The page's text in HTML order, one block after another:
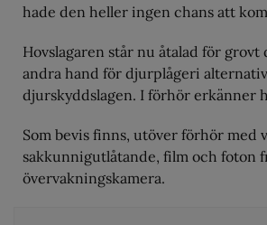
hade den heller ingen chans att
Hovslagaren står nu åtalad för
andra hand för djurplågeri
djurskyddslagen. I förhör erkänner
Som bevis finns, utöver förhör med
sakkunnigutlåtande, film och foton
övervakningskamera.